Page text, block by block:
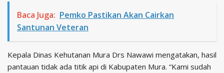
Baca Juga: Pemko Pastikan Akan Cairkan
Santunan Veteran
Kepala Dinas Kehutanan Mura Drs Nawawi mengatakan, hasil
pantauan tidak ada titik api di Kabupaten Mura. “Kami sudah